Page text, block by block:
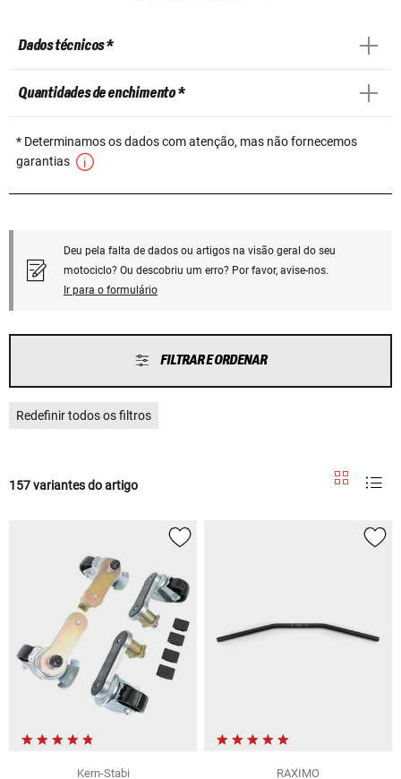
Dados técnicos *
Quantidades de enchimento *
* Determinamos os dados com atenção, mas não fornecemos
garantias
Deu pela falta de dados ou artigos na visão geral do seu
motociclo? Ou descobriu um erro? Por favor, avise-nos.
Ir para o formulário
FILTRAR E ORDENAR
Redefinir todos os filtros
157 variantes do artigo
Kern-Stabi
RAXIMO